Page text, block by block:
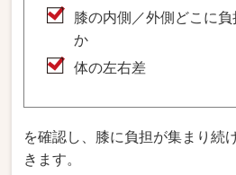
膝の内側／外側どこに
か
体の左右差
を確認し、膝に負担が集まり続
きます。